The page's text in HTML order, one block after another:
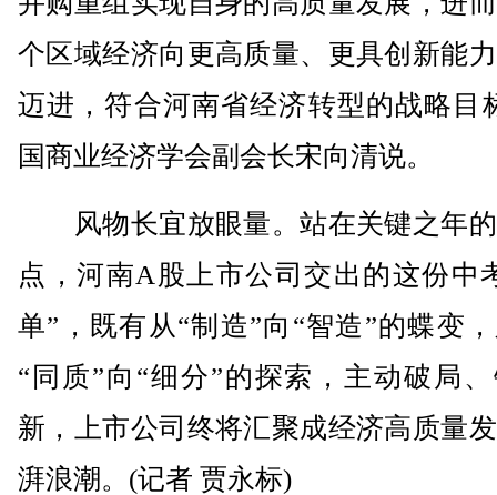
个区域经济向更高质量、更具创新能
迈进，符合河南省经济转型的战略目
国商业经济学会副会长宋向清说。
风物长宜放眼量。站在关键之年
点，河南A股上市公司交出的这份中
单”，既有从“制造”向“智造”的蝶变
“同质”向“细分”的探索，主动破局
新，上市公司终将汇聚成经济高质量
湃浪潮。(记者 贾永标)